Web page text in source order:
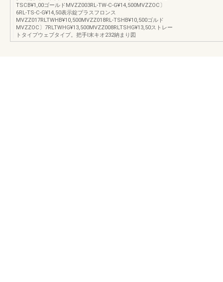
TSCB¥1,00ゴールドMVZZ003RL-TW-C-G¥14,500MVZZOC〕
6RL-TS-C-G¥14,50表示錠プラスフロンス
MVZZ017RLTWHB¥10,500MVZZ018RL-TSHB¥10,500ゴルド
MVZZOC〕7RLTWHG¥13,500MVZZ008RLTSHG¥13,50ストレー
トタイプウェブタイプ。把手l末キオ232納まり図